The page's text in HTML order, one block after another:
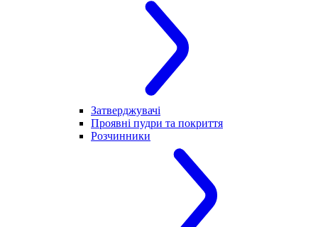
Затверджувачі
Проявні пудри та покриття
Розчинники